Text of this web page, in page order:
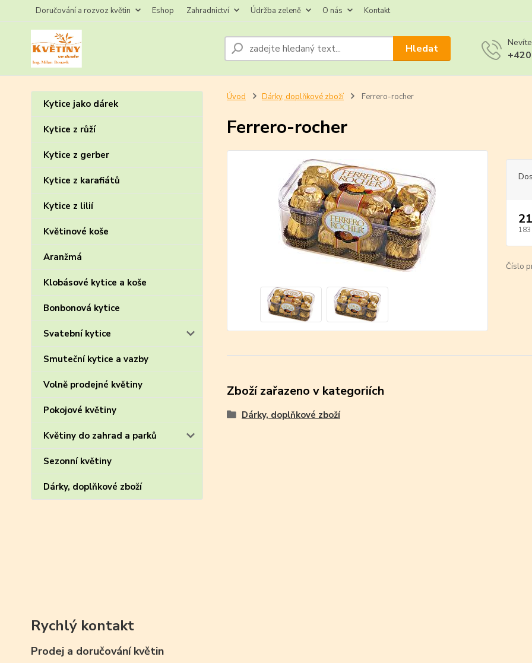
Doručování a rozvoz květin Eshop Zahradnictví Údržba zeleně O nás Kontakt
Hledat
Kytice jako dárek
Kytice z růží
Kytice z gerber
Kytice z karafiátů
Kytice z lilií
Květinové koše
Aranžmá
Klobásové kytice a koše
Bonbonová kytice
Svatební kytice
Smuteční kytice a vazby
Volně prodejné květiny
Pokojové květiny
Květiny do zahrad a parků
Sezonní květiny
Dárky, doplňkové zboží
Rychlý kontakt
Prodej a doručování květin
Úvod Dárky, doplňkové zboží Ferrero-rocher
Ferrero-rocher
183
Číslo
Zboží zařazeno v kategoriích
Dárky, doplňkové zboží